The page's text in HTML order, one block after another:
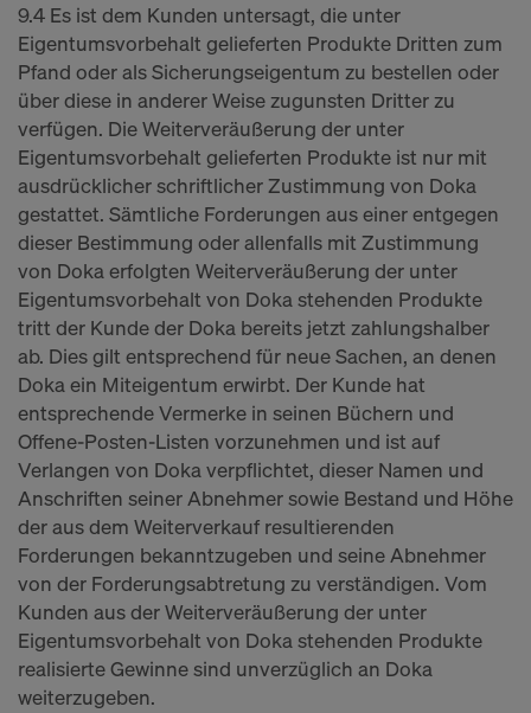
9.4 Es ist dem Kunden untersagt, die unter
Eigentumsvorbehalt gelieferten Produkte Dritten zum
Pfand oder als Sicherungseigentum zu bestellen oder
über diese in anderer Weise zugunsten Dritter zu
verfügen. Die Weiterveräußerung der unter
Eigentumsvorbehalt gelieferten Produkte ist nur mit
ausdrücklicher schriftlicher Zustimmung von Doka
gestattet. Sämtliche Forderungen aus einer entgegen
dieser Bestimmung oder allenfalls mit Zustimmung
von Doka erfolgten Weiterveräußerung der unter
Eigentumsvorbehalt von Doka stehenden Produkte
tritt der Kunde der Doka bereits jetzt zahlungshalber
ab. Dies gilt entsprechend für neue Sachen, an denen
Doka ein Miteigentum erwirbt. Der Kunde hat
entsprechende Vermerke in seinen Büchern und
Offene-Posten-Listen vorzunehmen und ist auf
Verlangen von Doka verpflichtet, dieser Namen und
Anschriften seiner Abnehmer sowie Bestand und Höhe
der aus dem Weiterverkauf resultierenden
Forderungen bekanntzugeben und seine Abnehmer
von der Forderungsabtretung zu verständigen. Vom
Kunden aus der Weiterveräußerung der unter
Eigentumsvorbehalt von Doka stehenden Produkte
realisierte Gewinne sind unverzüglich an Doka
weiterzugeben.